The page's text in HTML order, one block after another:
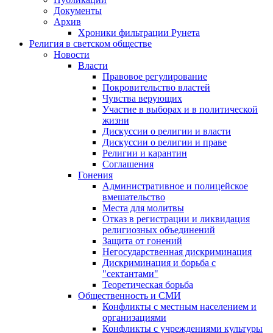
Документы
Архив
Хроники фильтрации Рунета
Религия в светском обществе
Новости
Власти
Правовое регулирование
Покровительство властей
Чувства верующих
Участие в выборах и в политической
жизни
Дискуссии о религии и власти
Дискуссии о религии и праве
Религии и карантин
Соглашения
Гонения
Административное и полицейское
вмешательство
Места для молитвы
Отказ в регистрации и ликвидация
религиозных объединений
Защита от гонений
Негосударственная дискриминация
Дискриминация и борьба с
"сектантами"
Теоретическая борьба
Общественность и СМИ
Конфликты с местным населением и
организациями
Конфликты с учреждениями культуры